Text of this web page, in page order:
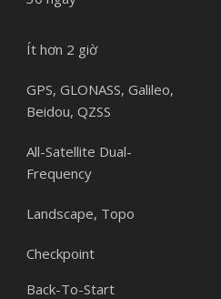
Ít hơn 2 giờ
GPS, GLONASS, Galileo,
Beidou, QZSS
All-Satellite Dual-
Frequency
Landscape, Topo
Checkpoint
Back-To-Start